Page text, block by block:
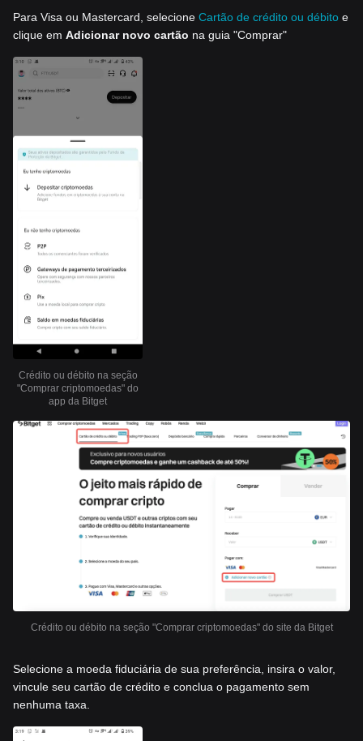
Para Visa ou Mastercard, selecione Cartão de crédito ou débito e
clique em Adicionar novo cartão na guia "Comprar"
Crédito ou débito na seção
"Comprar criptomoedas" do
app da Bitget
Crédito ou débito na seção "Comprar criptomoedas" do site da Bitget
Selecione a moeda fiduciária de sua preferência, insira o valor,
vincule seu cartão de crédito e conclua o pagamento sem
nenhuma taxa.